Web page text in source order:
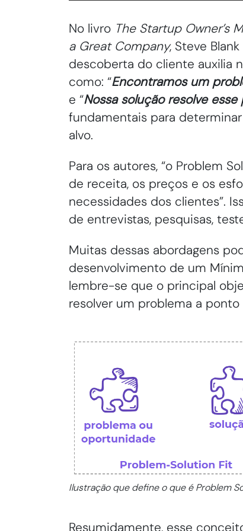
No livro The Startup Owner’s
a Great Company, Steve
descoberta do cliente auxilia
como: “Encontramos um
e “Nossa solução resolve
fundamentais para
alvo.
Para os autores, “o Problem
de receita, os preços e os
necessidades dos clientes”.
de entrevistas, pesquisas,
Muitas dessas abordagens
desenvolvimento de um
lembre-se que o principal
resolver um problema a
Ilustração que define o que é Problem
Resumidamente, esse